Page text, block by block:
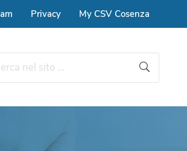
Privacy My CSV Cosenza